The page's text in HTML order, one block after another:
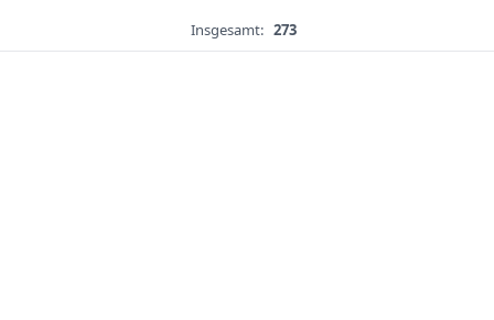
Insgesamt: 273